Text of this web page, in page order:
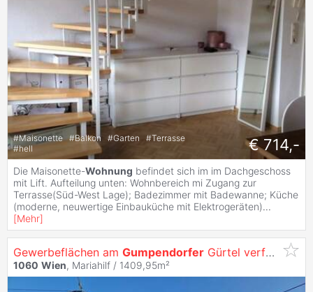
#Maisonette #Balkon #Garten #Terrasse
#hell € 714,-
Die Maisonette-Wohnung befindet sich im im Dachgeschoss
mit Lift. Aufteilung unten: Wohnbereich mi Zugang zur
Terrasse(Süd-West Lage); Badezimmer mit Badewanne; Küche
(moderne, neuwertige Einbauküche mit Elektrogeräten)...
[Mehr]
Gewerbeflächen am Gumpendorfer Gürtel verfügbar!
1060 Wien, Mariahilf / 1409,95m²